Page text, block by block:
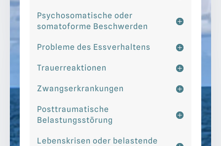
Psychosomatische oder
somatoforme Beschwerden
Probleme des Essverhaltens
Trauerreaktionen
Zwangserkrankungen
Posttraumatische
Belastungsstörung
Lebenskrisen oder belastende